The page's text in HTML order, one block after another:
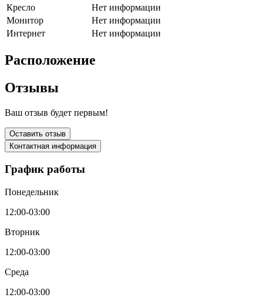
Кресло
Нет информации
Монитор
Нет информации
Интернет
Нет информации
Расположение
Отзывы
Ваш отзыв будет первым!
Оставить отзыв
Контактная информация
График работы
Понедельник
12:00-03:00
Вторник
12:00-03:00
Среда
12:00-03:00